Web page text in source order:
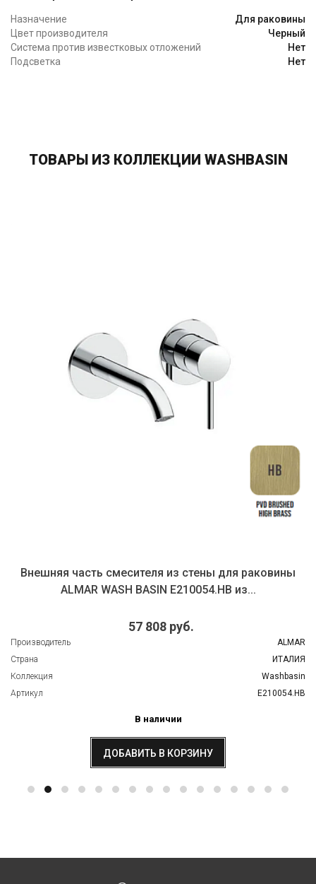
Назначение
Для раковины
Цвет производителя
Черный
Система против известковых отложений
Нет
Подсветка
Нет
ТОВАРЫ ИЗ КОЛЛЕКЦИИ WASHBASIN
Внешняя часть смесителя из стены для раковины
ALMAR WASH BASIN E210054.HB из...
57 808 руб.
Производитель
ALMAR
Страна
ИТАЛИЯ
Коллекция
Washbasin
Артикул
E210054.HB
В наличии
ДОБАВИТЬ В КОРЗИНУ